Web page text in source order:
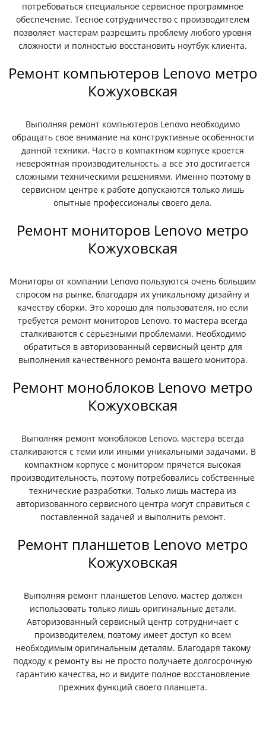
потребоваться специальное сервисное программное
обеспечение. Тесное сотрудничество с производителем
позволяет мастерам разрешить проблему любого уровня
сложности и полностью восстановить ноутбук клиента.
Ремонт компьютеров Lenovo метро
Кожуховская
Выполняя ремонт компьютеров Lenovo необходимо
обращать свое внимание на конструктивные особенности
данной техники. Часто в компактном корпусе кроется
невероятная производительность, а все это достигается
сложными техническими решениями. Именно поэтому в
сервисном центре к работе допускаются только лишь
опытные профессионалы своего дела.
Ремонт мониторов Lenovo метро
Кожуховская
Мониторы от компании Lenovo пользуются очень большим
спросом на рынке, благодаря их уникальному дизайну и
качеству сборки. Это хорошо для пользователя, но если
требуется ремонт мониторов Lenovo, то мастера всегда
сталкиваются с серьезными проблемами. Необходимо
обратиться в авторизованный сервисный центр для
выполнения качественного ремонта вашего монитора.
Ремонт моноблоков Lenovo метро
Кожуховская
Выполняя ремонт моноблоков Lenovo, мастера всегда
сталкиваются с теми или иными уникальными задачами. В
компактном корпусе с монитором прячется высокая
производительность, поэтому потребовались собственные
технические разработки. Только лишь мастера из
авторизованного сервисного центра могут справиться с
поставленной задачей и выполнить ремонт.
Ремонт планшетов Lenovo метро
Кожуховская
Выполняя ремонт планшетов Lenovo, мастер должен
использовать только лишь оригинальные детали.
Авторизованный сервисный центр сотрудничает с
производителем, поэтому имеет доступ ко всем
необходимым оригинальным деталям. Благодаря такому
подходу к ремонту вы не просто получаете долгосрочную
гарантию качества, но и видите полное восстановление
прежних функций своего планшета.